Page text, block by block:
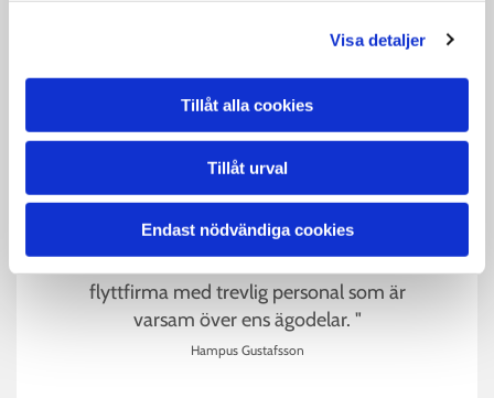
Visa detaljer
Tillåt alla cookies
Tillåt urval
Endast nödvändiga cookies
" Vi är väldigt nöjda. Oerhört professionella.
" Snabb, effektiv och kostnads effektiv
flyttfirma med trevlig personal som är
varsam över ens ägodelar. "
Hampus Gustafsson